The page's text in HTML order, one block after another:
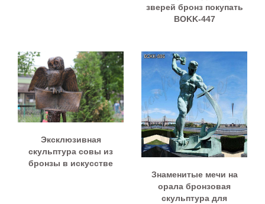
зверей бронз покупать
BOKK-447
Эксклюзивная
скульптура совы из
бронзы в искусстве
Знаменитые мечи на
орала бронзовая
скульптура для